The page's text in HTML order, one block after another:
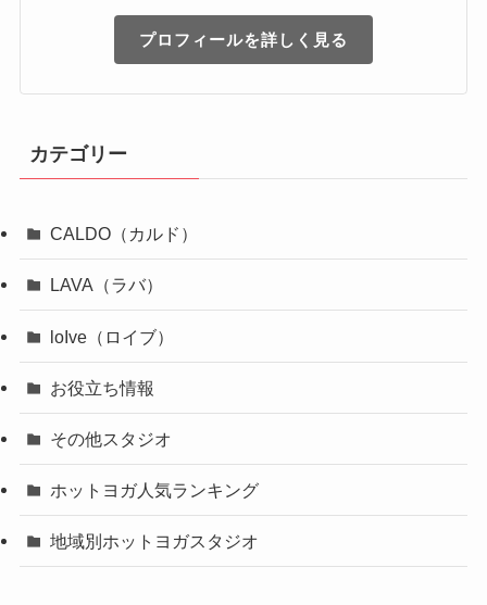
プロフィールを詳しく見る
カテゴリー
CALDO（カルド）
LAVA（ラバ）
loIve（ロイブ）
お役立ち情報
その他スタジオ
ホットヨガ人気ランキング
地域別ホットヨガスタジオ